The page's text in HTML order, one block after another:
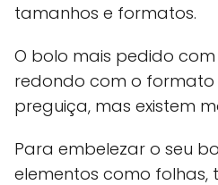
tamanhos e formatos.
O bolo mais pedido
redondo com o
preguiça, mas existem
Para embelezar o seu
elementos como folhas,